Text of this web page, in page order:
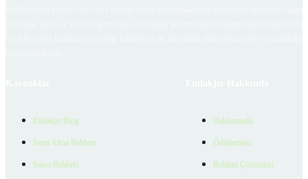
Emlakjet Blog
Satın Alma Rehberi
Satıcı Rehberi
Hakkımızda
Ödüllerimiz
Reklam Çözümleri